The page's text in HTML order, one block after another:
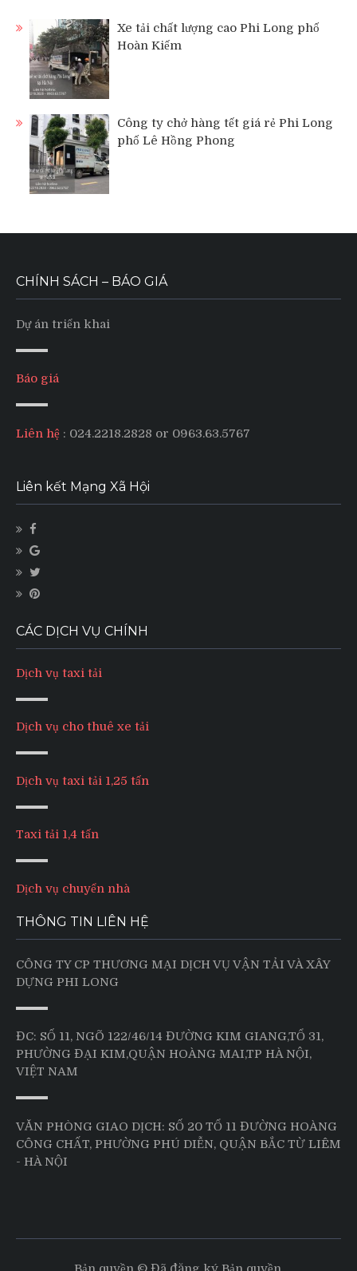
Xe tải chất lượng cao Phi Long phố
Hoàn Kiếm
Công ty chở hàng tết giá rẻ Phi Long
phố Lê Hồng Phong
CHÍNH SÁCH – BÁO GIÁ
Dự án triển khai
Báo giá
Liên hệ : 024.2218.2828 or 0963.63.5767
Liên kết Mạng Xã Hội
CÁC DỊCH VỤ CHÍNH
Dịch vụ taxi tải
Dịch vụ cho thuê xe tải
Dịch vụ taxi tải 1,25 tấn
Taxi tải 1,4 tấn
Dịch vụ chuyển nhà
THÔNG TIN LIÊN HỆ
CÔNG TY CP THƯƠNG MẠI DỊCH VỤ VẬN TẢI VÀ XÂY
DỰNG PHI LONG
ĐC: SỐ 11, NGÕ 122/46/14 ĐƯỜNG KIM GIANG,TỔ 31,
PHƯỜNG ĐẠI KIM,QUẬN HOÀNG MAI,TP HÀ NỘI,
VIỆT NAM
VĂN PHÒNG GIAO DỊCH: SỐ 20 TỔ 11 ĐƯỜNG HOÀNG
CÔNG CHẤT, PHƯỜNG PHÚ DIỄN, QUẬN BẮC TỪ LIÊM
- HÀ NỘI